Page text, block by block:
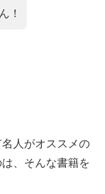
！
人がオススメの
、そんな書籍を